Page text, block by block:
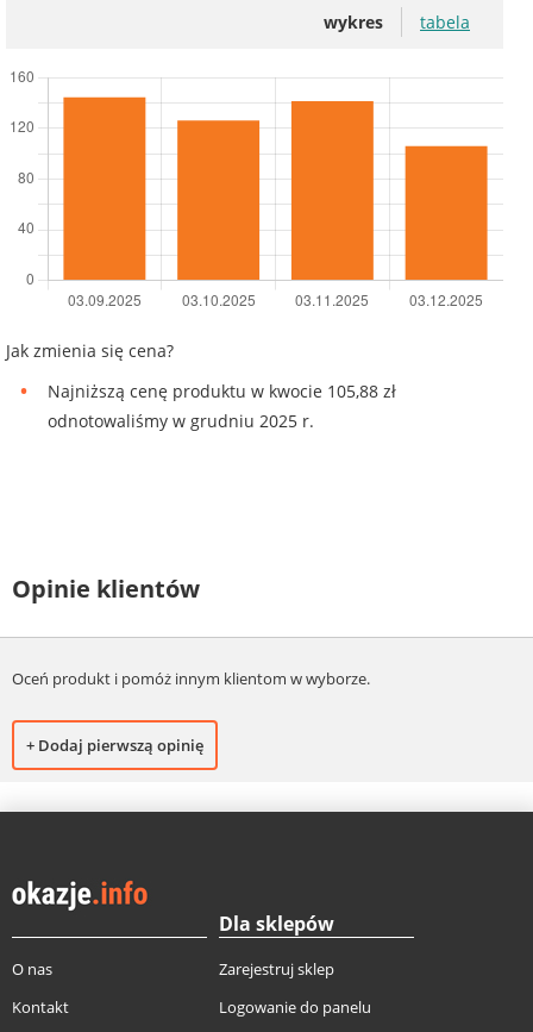
wykres tabela
Jak zmienia się cena?
Najniższą cenę produktu w kwocie 105,88 zł
odnotowaliśmy w grudniu 2025 r.
Opinie klientów
Oceń produkt i pomóż innym klientom w wyborze.
+ Dodaj pierwszą opinię
O nas
Kontakt
Dla sklepów
Zarejestruj sklep
Logowanie do panelu